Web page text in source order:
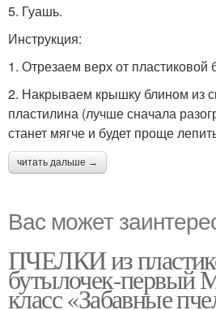
5. Гуашь.
Инструкция:
1. Отрезаем верх от пластиковой
2. Накрываем крышку блином из
пластилина (лучше сначала
станет мягче и будет проще
читать дальше →
Вас может
ПЧЕЛКИ из
бутылочек-первый
класс «Забавные